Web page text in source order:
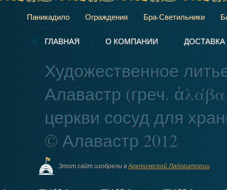
Паникадило Ограждения Бра-Светильники
ГЛАВНАЯ О КОМПАНИИ ДОСТАВКА
Художественное
Алавастр (греч.
церкви сосуд для
© Алавастр 2012
Этот сайт изобрели вАрктической Лаборатории